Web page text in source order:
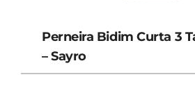
Perneira Bidim Curta 3
– Sayro